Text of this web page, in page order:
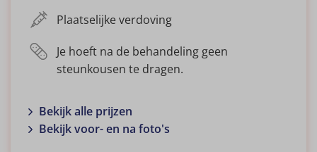
Plaatselijke verdoving
Je hoeft na de behandeling geen
steunkousen te dragen.
Bekijk alle prijzen
Bekijk voor- en na foto's